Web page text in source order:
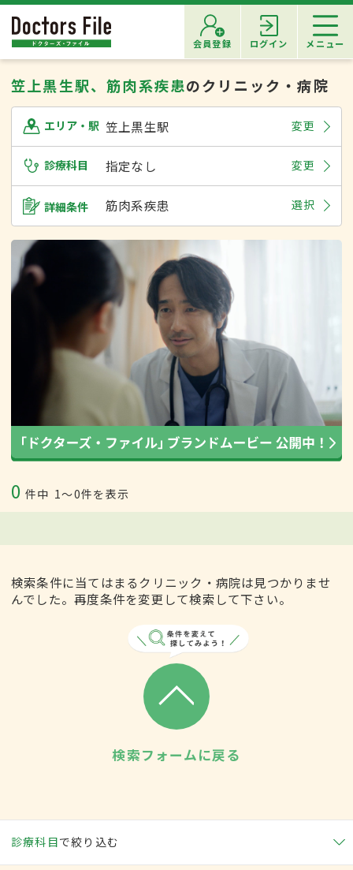
会員登録 ログイン メニュー
笠上黒生駅、筋肉系疾患のクリニック・病院
エリア・駅 笠上黒生駅 変更
診療科目 指定なし 変更
詳細条件 筋肉系疾患 選択
0 件中 1〜0件を表示
検索条件に当てはまるクリニック・病院は見つかりませ
んでした。再度条件を変更して検索して下さい。
検索フォームに戻る
診療科目で絞り込む